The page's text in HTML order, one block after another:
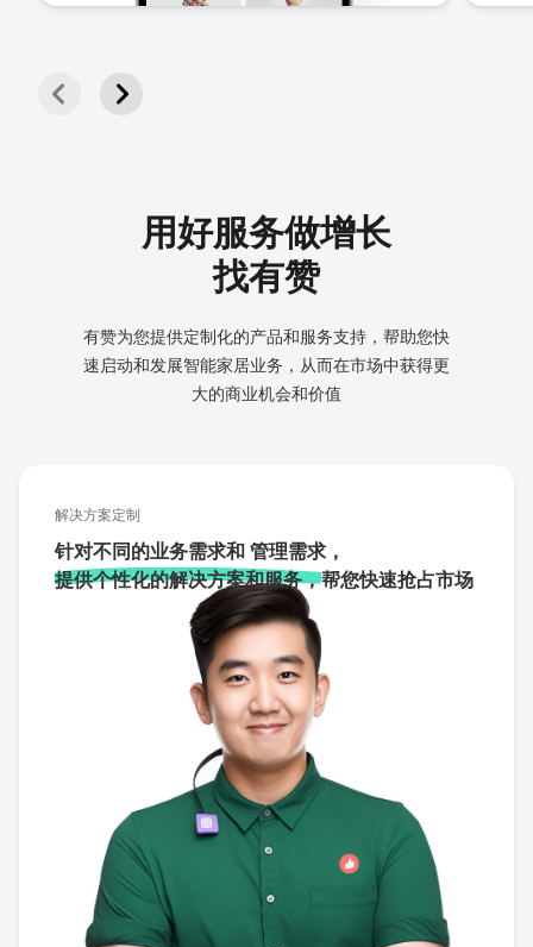
用好服务做增长
找有赞
有赞为您提供定制化的产品和服务支持，帮助您快
速启动和发展智能家居业务，从而在市场中获得更
大的商业机会和价值
解决方案定制
针对不同的业务需求和 管理需求，
提供个性化的解决方案和服务，帮您快速抢占市场